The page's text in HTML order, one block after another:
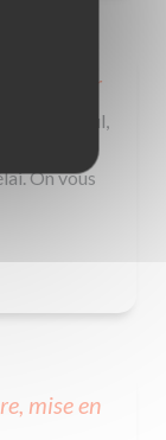
l'obtenir
seul,
On vous
mise en